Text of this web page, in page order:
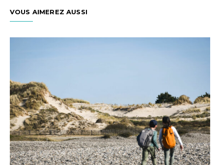
VOUS AIMEREZ AUSSI